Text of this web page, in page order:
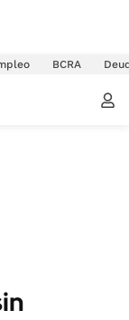
BCRA